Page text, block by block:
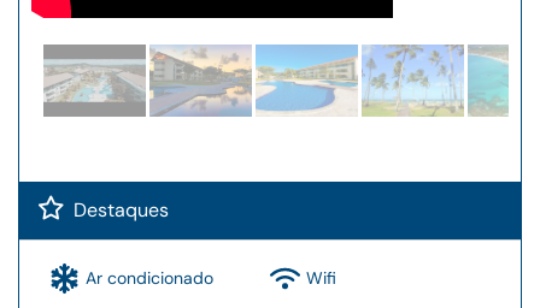
Destaques
Ar condicionado Wifi